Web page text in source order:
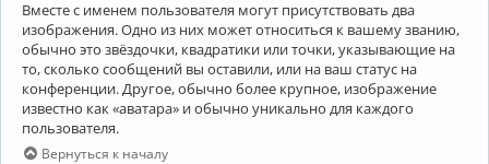
Вместе с именем пользователя могут присутствовать два
изображения. Одно из них может относиться к вашему званию,
обычно это звёздочки, квадратики или точки, указывающие на
то, сколько сообщений вы оставили, или на ваш статус на
конференции. Другое, обычно более крупное, изображение
известно как «аватара» и обычно уникально для каждого
пользователя.
Вернуться к началу